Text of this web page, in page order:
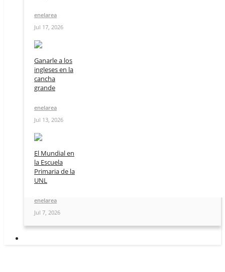
enelarea
Jul 17, 2026
Ganarle a los
ingleses en la
cancha
grande
enelarea
Jul 13, 2026
El Mundial en
la Escuela
Primaria de la
UNL
enelarea
Jul 7, 2026